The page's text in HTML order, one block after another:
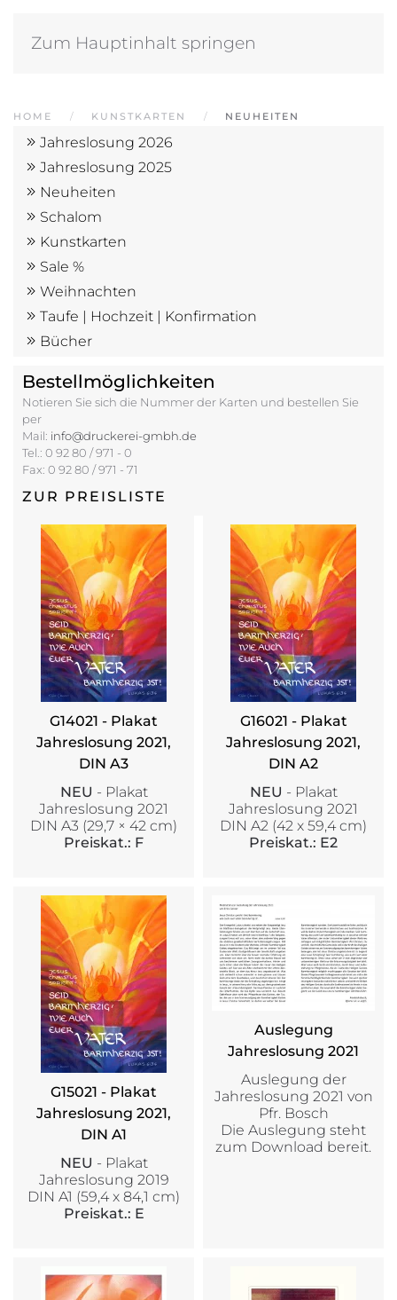
Zum Hauptinhalt springen
HOME KUNSTKARTEN NEUHEITEN
Jahreslosung 2026
Jahreslosung 2025
Neuheiten
Schalom
Kunstkarten
Sale %
Weihnachten
Taufe | Hochzeit | Konfirmation
Bücher
Bestell­möglich­keiten
Notieren Sie sich die Nummer der Karten und bestellen Sie
per
Mail: info@druckerei-gmbh.de
Tel.: 0 92 80 / 971 - 0
Fax: 0 92 80 / 971 - 71
ZUR PREISLISTE
G14021 - Plakat
Jahreslosung 2021,
DIN A3
NEU - Plakat
Jahreslosung 2021
DIN A3 (29,7 × 42 cm)
Preiskat.: F
G16021 - Plakat
Jahreslosung 2021,
DIN A2
NEU - Plakat
Jahreslosung 2021
DIN A2 (42 x 59,4 cm)
Preiskat.: E2
G15021 - Plakat
Jahreslosung 2021,
DIN A1
NEU - Plakat
Jahreslosung 2019
DIN A1 (59,4 x 84,1 cm)
Preiskat.: E
Auslegung
Jahreslosung 2021
Auslegung der
Jahreslosung 2021 von
Pfr. Bosch
Die Auslegung steht
zum Download bereit.